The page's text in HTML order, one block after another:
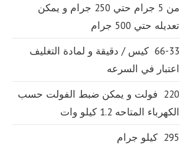
من 5 جرام حتي 250 جرام و يمكن
تعديله حتي 500 جرام
66-33 كيس / دقيقة و لمادة التغليف
اعتبار في السرعه
220 فولت و يمكن ضبط الفولت حسب
الكهرباء المتاحه 1.2 كيلو وات
295 كيلو جرام